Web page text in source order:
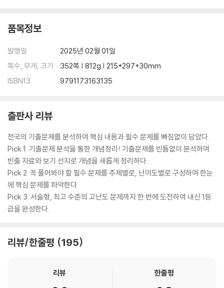
09. 화학 결합과 물질의 성질
11. 생명체를 구성하는 물질의 규칙성
12. 물질의 전기적 성질
Ⅲ. 시스템과 상호작용
1. 지구 시스템
13. 지구시스템의 구성 요소
14. 지구시스템의 에너지와 물질 순환
15. 지각 변동과 판 구조론
16. 판 경계의 지각 변동
2. 역학 시스템
17. 중력과 역학 시스템
18. 중력을 받는 물체의 운동
22. 세포막의 특성과 물질의 이동
품목정보
발행일
2025년 02월 01일
쪽수, 무게, 크기
352쪽 | 812g | 215*297*30mm
ISBN13
9791173163135
출판사 리뷰
전국의 기출문제를 분석하여 핵심 내용과 필수 문제를 빠짐없이 담았다.
Pick 1. 기출문제 분석을 통한 개념정리! 기출문제를 빈틈없이 분석하여
빈출 자료와 보기 선지로 개념을 새롭게 정리하다.
Pick 2. 꼭 풀어봐야 할 필수 문제를 주제별로, 난이도별로 구성하여 한눈
에 핵심 문제를 파악한다.
Pick 3. 서술형, 최고 수준의 고난도 문제까지 한 번에 도전하여 내신 1등
급을 완성한다.
리뷰/한줄평 195
리뷰 한줄평